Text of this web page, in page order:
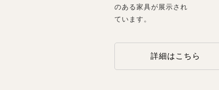
のある家具が展示され
ています。
詳細はこちら